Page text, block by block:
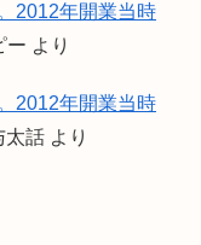
2012年開業当時
ー より
2012年開業当時
太話 より